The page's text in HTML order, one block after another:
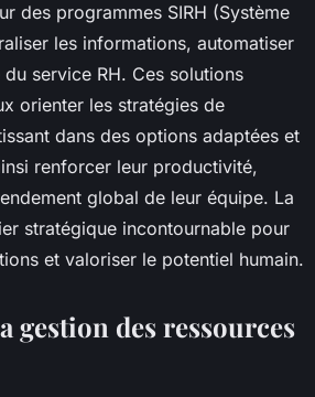
des programmes SIRH (Système
les informations, automatiser
service RH. Ces solutions
orienter les stratégies de
dans des options adaptées et
renforcer leur productivité,
global de leur équipe. La
stratégique incontournable pour
et valoriser le potentiel humain.
gestion des ressources